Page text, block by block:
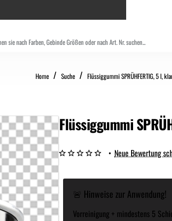
Home home Suche Flüssiggummi SPRÜHFERTIG, 5 l,
Flüssiggummi
🚨 Hinweise zur Anwendung!
Vorreinigung + mindestens 5
• Neue Bewertung